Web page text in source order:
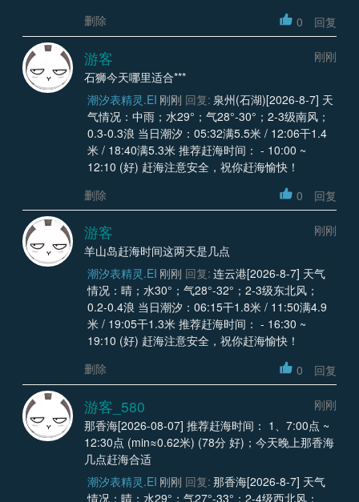
删除
0 回复
游客
刚刚
石狮今天哪里适合***
潮汐表精灵.EI 刚刚 回复: 泉州(石湖)[2026-8-7] 天
气情况：中雨；水29°；气28°-30°；2-3级南风；
0.3-0.3浪 当日潮汐：05:32满5.5米 / 12:06干1.4
米 / 18:40满5.3米 推荐赶海时间： - 10:00 ~
12:10 (好) 赶海注意安全，祝你赶海愉快！
删除
0 回复
游客
刚刚
羊山岛赶海时间这两天是几点
潮汐表精灵.EI 刚刚 回复: 连云港[2026-8-7] 天气
情况：晴；水30°；气28°-32°；2-3级东北风；
0.2-0.4浪 当日潮汐：06:15干1.8米 / 11:50满4.9
米 / 19:05干1.3米 推荐赶海时间： - 16:30 ~
19:10 (好) 赶海注意安全，祝你赶海愉快！
删除
0 回复
游客_580
刚刚
那香海[2026-08-07] 推荐赶海时间： 1、7:00点 ~
12:30点 (min≈0.62米) (78分 好)；今天晚上那香海
几点赶海合适
潮汐表精灵.EI 刚刚 回复: 那香海[2026-8-7] 天气
情况：晴；水29°；气27°-33°；2-4级西北风；